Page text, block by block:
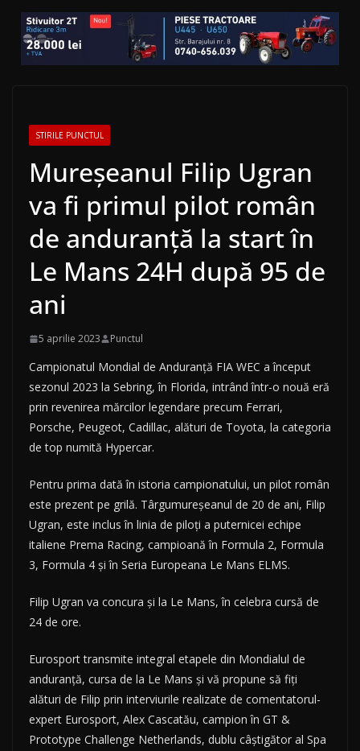
STIRILE PUNCTUL
Mureșeanul Filip Ugran
va fi primul pilot român
de anduranță la start în
Le Mans 24H după 95 de
ani
5 aprilie 2023 Punctul
Campionatul Mondial de Anduranță FIA WEC a început
sezonul 2023 la Sebring, în Florida, intrând într-o nouă eră
prin revenirea mărcilor legendare precum Ferrari,
Porsche, Peugeot, Cadillac, alături de Toyota, la categoria
de top numită Hypercar.
Pentru prima dată în istoria campionatului, un pilot român
este prezent pe grilă. Târgumureșeanul de 20 de ani, Filip
Ugran, este inclus în linia de piloți a puternicei echipe
italiene Prema Racing, campioană în Formula 2, Formula
3, Formula 4 și în Seria Europeana Le Mans ELMS.
Filip Ugran va concura și la Le Mans, în celebra cursă de
24 de ore.
Eurosport transmite integral etapele din Mondialul de
anduranță, cursa de la Le Mans și vă propune să fiți
alături de Filip prin interviurile realizate de comentatorul-
expert Eurosport, Alex Cascatău, campion în GT &
Prototype Challenge Netherlands, dublu câștigător al Spa